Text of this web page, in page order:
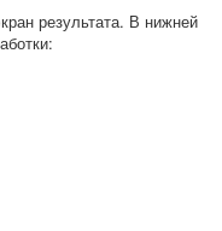
результата. В нижней